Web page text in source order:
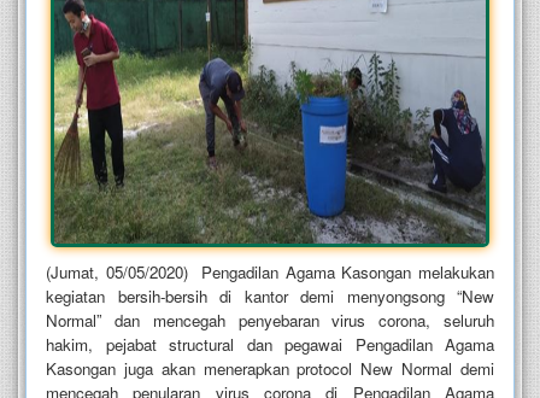
(Jumat, 05/05/2020) Pengadilan Agama Kasongan melakukan
kegiatan bersih-bersih di kantor demi menyongsong “New
Normal” dan mencegah penyebaran virus corona, seluruh
hakim, pejabat structural dan pegawai Pengadilan Agama
Kasongan juga akan menerapkan protocol New Normal demi
mencegah penularan virus corona di Pengadilan Agama